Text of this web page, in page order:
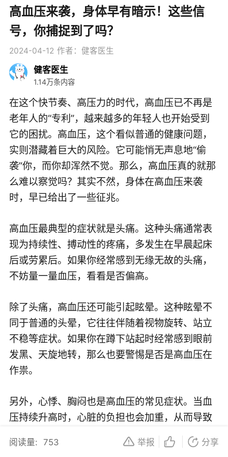
高血压来袭，身体早有暗示！这些信
号，你捕捉到了吗？
2024-04-12 作者：健客医生
健客医生
1.14万条内容
在这个快节奏、高压力的时代，高血压已不再是
老年人的“专利”，越来越多的年轻人也开始受到
它的困扰。高血压，这个看似普通的健康问题，
实则潜藏着巨大的风险。它可能悄无声息地“偷
袭”你，而你却浑然不觉。那么，高血压真的就那
么难以察觉吗？其实不然，身体在高血压来袭
时，早已给出了一些征兆。
高血压最典型的症状就是头痛。这种头痛通常表
现为持续性、搏动性的疼痛，多发生在早晨起床
后或劳累后。如果你经常感到无缘无故的头痛，
不妨量一量血压，看看是否偏高。
除了头痛，高血压还可能引起眩晕。这种眩晕不
同于普通的头晕，它往往伴随着视物旋转、站立
不稳等症状。如果你在蹲下站起时经常感到眼前
发黑、天旋地转，那么也要警惕是否是高血压在
作祟。
另外，心悸、胸闷也是高血压的常见症状。当血
压持续升高时，心脏的负担也会加重，从而导致
心悸、胸闷等症状的出现。如果你在进行轻微活
动后就感到气喘吁吁、心跳加速，那么也要及时
阅读量: 753 举报 分享